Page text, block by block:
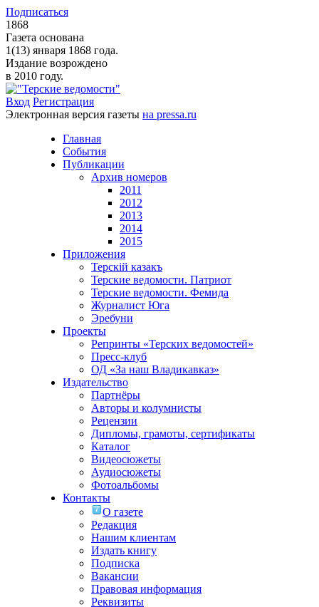
Подписаться
1868
Газета основана
1(13) января 1868 года.
Издание возрождено
в 2010 году.
Вход Регистрация
Электронная версия газеты на pressa.ru
Главная
События
Публикации
Архив номеров
2011
2012
2013
2014
2015
Приложения
Терскiй казакъ
Терские ведомости. Патриот
Терские ведомости. Фемида
Журналист Юга
Эребуни
Проекты
Репринты «Терских ведомостей»
Пресс-клуб
ОД «За наш Владикавказ»
Издательство
Партнёры
Авторы и колумнисты
Рецензии
Дипломы, грамоты, сертификаты
Каталог
Видеосюжеты
Аудиосюжеты
Фотоальбомы
Контакты
О газете
Редакция
Нашим клиентам
Издать книгу
Подписка
Вакансии
Правовая информация
Реквизиты